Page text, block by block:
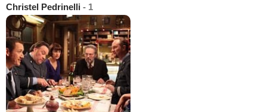
Christel Pedrinelli - 1